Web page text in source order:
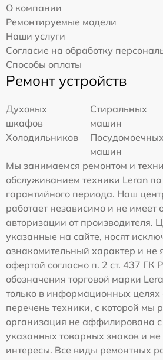
О компании
Ремонтируемые модели
Наши услуги
Согласие на обработку
Способы оплаты
Ремонт устройств
Духовых
шкафов
Стиральных
машин
Холодильников
машин
Мы занимаемся ремонтом и
обслуживанием техники Leran по
гарантийного периода. Наш
работает независимо и не имеет
авторизации от производителя.
указанные на сайте, носят
ознакомительный характер и не
офертой согласно п. 2 ст. 437 ГК
обозначения торговой марки
только в информационных целях
перечень техники, с которой мы
организация не аффилирована
указанных товарных знаков и не
интересы. Все виды ремонтных